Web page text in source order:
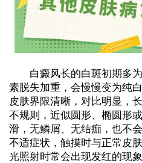
白癜风长的白斑初期多为
素脱失加重，会慢慢变为纯
皮肤界限清晰，对比明显，
不规则，近似圆形、椭圆形
滑，无鳞屑、无结痂，也不
不适症状，触摸时与正常皮
光照射时常会出现发红的现